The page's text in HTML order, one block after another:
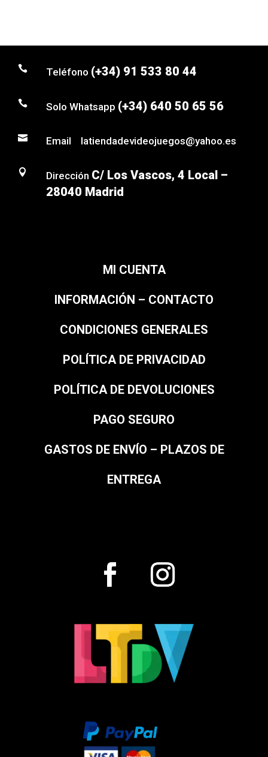
 Teléfono (+34) 91 533 80 44
 Solo Whatsapp (+34) 640 50 65 56
 Email latiendadevideojuegos@yahoo.es
 Dirección C/ Los Vascos, 4 Local –
28040 Madrid
MI CUENTA
INFORMACIÓN – CONTACTO
CONDICIONES GENERALES
POLÍTICA DE PRIVACIDAD
POLÍTICA DE DEVOLUCIONES
PAGO SEGURO
GASTOS DE ENVÍO – PLAZOS DE
ENTREGA